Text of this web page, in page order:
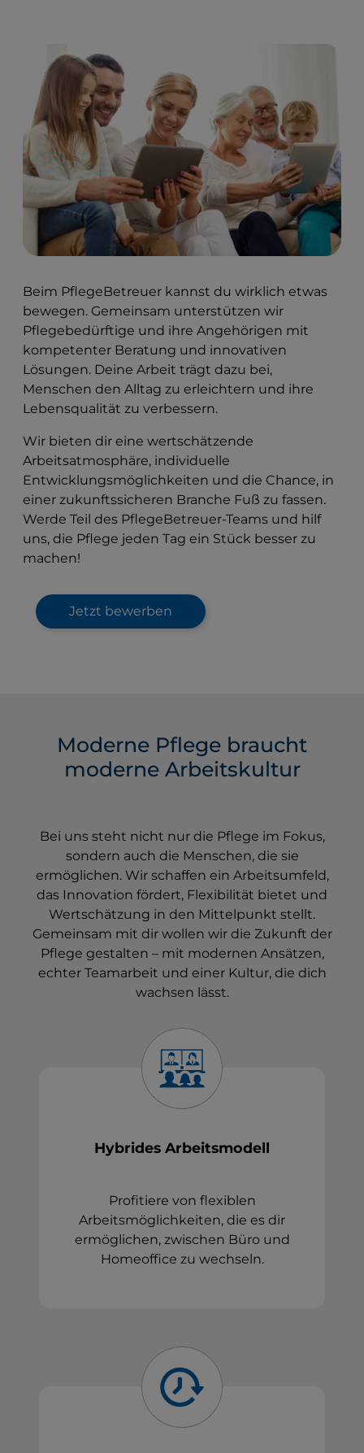
Beim PflegeBetreuer kannst du wirklich etwas
bewegen. Gemeinsam unterstützen wir
Pflegebedürftige und ihre Angehörigen mit
kompetenter Beratung und innovativen
Lösungen. Deine Arbeit trägt dazu bei,
Menschen den Alltag zu erleichtern und ihre
Lebensqualität zu verbessern.
Wir bieten dir eine wertschätzende
Arbeitsatmosphäre, individuelle
Entwicklungsmöglichkeiten und die Chance, in
einer zukunftssicheren Branche Fuß zu fassen.
Werde Teil des PflegeBetreuer-Teams und hilf
uns, die Pflege jeden Tag ein Stück besser zu
machen!
Jetzt bewerben
Moderne Pflege braucht
moderne Arbeitskultur
Bei uns steht nicht nur die Pflege im Fokus,
sondern auch die Menschen, die sie
ermöglichen. Wir schaffen ein Arbeitsumfeld,
das Innovation fördert, Flexibilität bietet und
Wertschätzung in den Mittelpunkt stellt.
Gemeinsam mit dir wollen wir die Zukunft der
Pflege gestalten – mit modernen Ansätzen,
echter Teamarbeit und einer Kultur, die dich
wachsen lässt.
Hybrides Arbeitsmodell
Profitiere von flexiblen
Arbeitsmöglichkeiten, die es dir
ermöglichen, zwischen Büro und
Homeoffice zu wechseln.